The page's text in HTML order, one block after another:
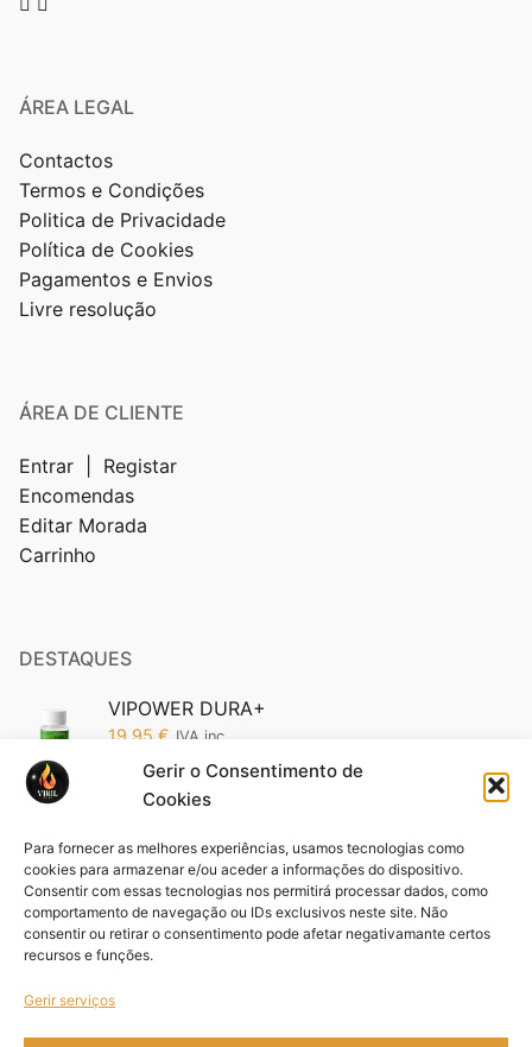
Gerir o Consentimento de
Cookies
Para fornecer as melhores experiências, usamos tecnologias como
cookies para armazenar e/ou aceder a informações do dispositivo.
Consentir com essas tecnologias nos permitirá processar dados, como
comportamento de navegação ou IDs exclusivos neste site. Não
consentir ou retirar o consentimento pode afetar negativamante certos
recursos e funções.
Gerir serviços
ÁREA LEGAL
Contactos
Termos e Condições
Politica de Privacidade
Política de Cookies
Pagamentos e Envios
Livre resolução
ÁREA DE CLIENTE
Entrar | Registar
Encomendas
Editar Morada
Carrinho
DESTAQUES
VIPOWER DURA+
19,95 € IVA inc.
Vipower 5200 Edição Ouro: O Poder da
Sofisticação em Suas Mãos (Cópia)
19,95€ IVA inc.
Pack VIFORCE 3 unid
44,85